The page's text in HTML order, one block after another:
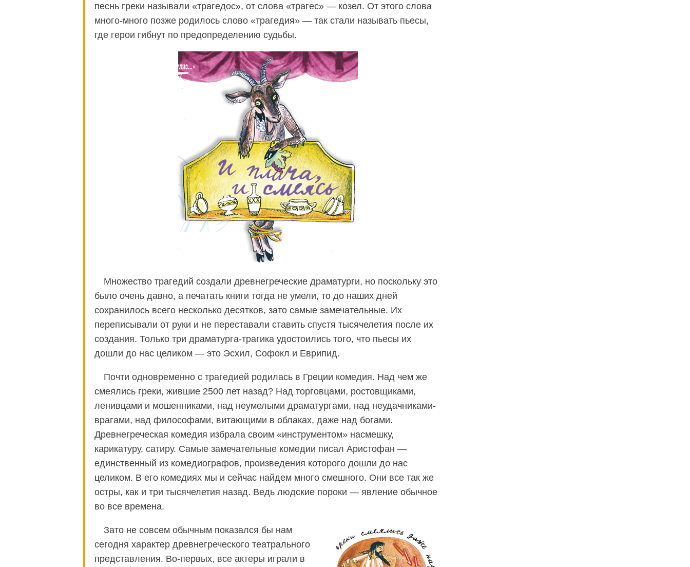
песнь греки называли «трагедос», от слова «трагес» — козел. От этого слова
много-много позже родилось слово «трагедия» — так стали называть пьесы,
где герои гибнут по предопределению судьбы.
Множество трагедий создали древнегреческие драматурги, но поскольку это
было очень давно, а печатать книги тогда не умели, то до наших дней
сохранилось всего несколько десятков, зато самые замечательные. Их
переписывали от руки и не переставали ставить спустя тысячелетия после их
создания. Только три драматурга-трагика удостоились того, что пьесы их
дошли до нас целиком — это Эсхил, Софокл и Еврипид.
Почти одновременно с трагедией родилась в Греции комедия. Над чем же
смеялись греки, жившие 2500 лет назад? Над торговцами, ростовщиками,
ленивцами и мошенниками, над неумелыми драматургами, над неудачниками-
врагами, над философами, витающими в облаках, даже над богами.
Древнегреческая комедия избрала своим «инструментом» насмешку,
карикатуру, сатиру. Самые замечательные комедии писал Аристофан —
единственный из комедиографов, произведения которого дошли до нас
целиком. В его комедиях мы и сейчас найдем много смешного. Они все так же
остры, как и три тысячелетия назад. Ведь людские пороки — явление обычное
во все времена.
Зато не совсем обычным показался бы нам
сегодня характер древнегреческого театрального
представления. Во-первых, все актеры играли в